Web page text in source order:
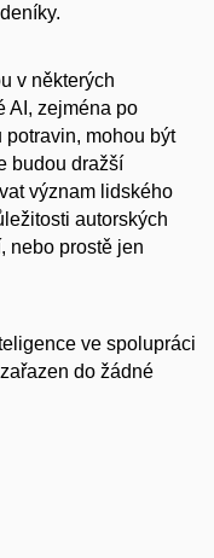
v některých
AI, zejména po
mohou být
budou dražší
význam lidského
autorských
nebo prostě jen
ve spolupráci
do žádné